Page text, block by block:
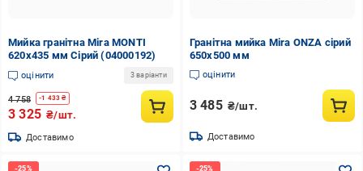
Мийка гранітна Mira MONTI
620х435 мм Сірий (04000192)
оцінити 3 варіанти
4 758 -1 433 ₴
3 325 ₴/шт.
Доставимо
Гранітна мийка Mira ONZA сірий
650x500 мм
оцінити
3 485 ₴/шт.
Доставимо